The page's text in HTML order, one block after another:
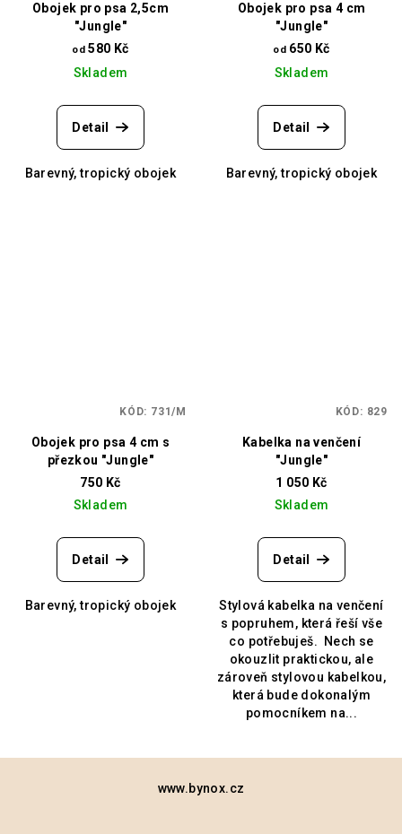
Obojek pro psa 2,5cm
"Jungle"
od 580 Kč
Skladem
Detail
Barevný, tropický obojek
Obojek pro psa 4 cm
"Jungle"
od 650 Kč
Skladem
Detail
Barevný, tropický obojek
Obojek pro psa 4 cm s
přezkou "Jungle"
750 Kč
Skladem
Detail
Barevný, tropický obojek
KÓD: 731/M
Kabelka na venčení
"Jungle"
1 050 Kč
Skladem
Detail
Stylová kabelka na venčení
s popruhem, která řeší vše
co potřebuješ. Nech se
okouzlit praktickou, ale
zároveň stylovou kabelkou,
která bude dokonalým
pomocníkem na...
KÓD: 829
www.bynox.cz